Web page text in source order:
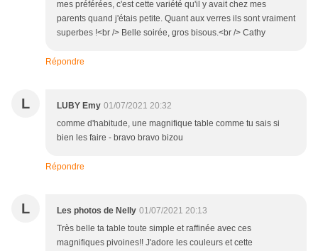
mes préférées, c'est cette variété qu'il y avait chez mes
parents quand j'étais petite. Quant aux verres ils sont vraiment
superbes !<br /> Belle soirée, gros bisous.<br /> Cathy
Répondre
L LUBY Emy 01/07/2021 20:32
comme d'habitude, une magnifique table comme tu sais si
bien les faire - bravo bravo bizou
Répondre
L Les photos de Nelly 01/07/2021 20:13
Très belle ta table toute simple et raffinée avec ces
magnifiques pivoines!! J'adore les couleurs et cette